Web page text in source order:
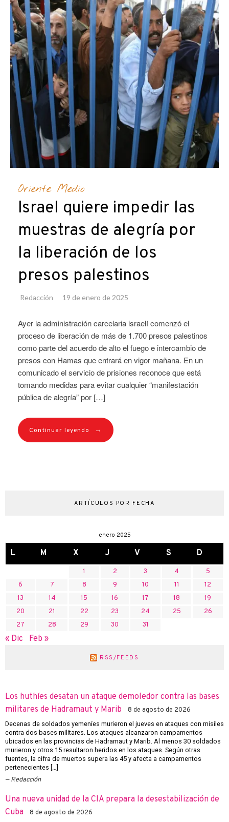
Oriente Medio
Israel quiere impedir las
muestras de alegría por
la liberación de los
presos palestinos
Redacción 19 de enero de 2025
Ayer la administración carcelaria israelí comenzó el
proceso de liberación de más de 1.700 presos palestinos
como parte del acuerdo de alto el fuego e intercambio de
presos con Hamas que entrará en vigor mañana. En un
comunicado el servicio de prisiones reconoce que está
tomando medidas para evitar cualquier “manifestación
pública de alegría” por […]
Continuar leyendo →
ARTÍCULOS POR FECHA
enero 2025
L M X J V S D
1 2 3 4
5
6
7 8 9 10 11
12
13
14 15 16 17 18
19
20
21 22 23 24 25
26
27
28 29 30 31
« Dic Feb »
RSS/FEEDS
Los huthíes desatan un ataque demoledor contra las bases
militares de Hadramaut y Marib
8 de agosto de 2026
Decenas de soldados yemeníes murieron el jueves en ataques con misiles
contra dos bases militares. Los ataques alcanzaron campamentos
ubicados en las provincias de Hadramaut y Marib. Al menos 30 soldados
murieron y otros 15 resultaron heridos en los ataques. Según otras
fuentes, la cifra de muertos supera las 45 y afecta a campamentos
pertenecientes […]
Redacción
Una nueva unidad de la CIA prepara la desestabilización de
Cuba
8 de agosto de 2026